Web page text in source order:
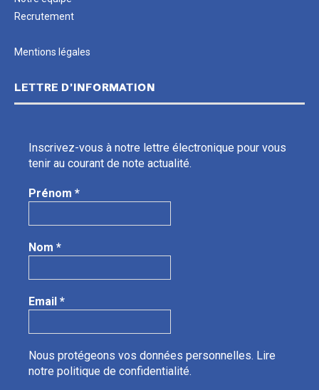
Recrutement
Mentions légales
LETTRE D’INFORMATION
Inscrivez-vous à notre lettre électronique pour vous
tenir au courant de note actualité.
Prénom *
Nom *
Email *
Nous protégeons vos données personnelles. Lire
notre politique de confidentialité.